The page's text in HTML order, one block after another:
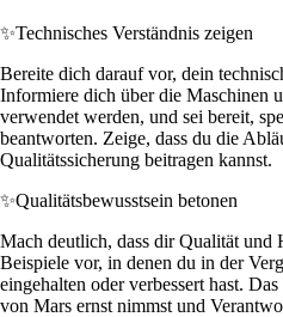
✨Technisches Verständnis zeigen
Bereite dich darauf vor, dein
Informiere dich über die Maschinen
verwendet werden, und sei bereit,
beantworten. Zeige, dass du die
Qualitätssicherung beitragen kannst.
✨Qualitätsbewusstsein betonen
Mach deutlich, dass dir Qualität
Beispiele vor, in denen du in der
eingehalten oder verbessert hast.
von Mars ernst nimmst und